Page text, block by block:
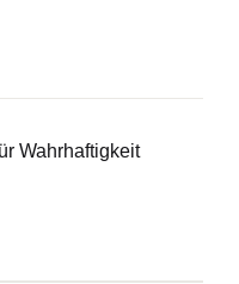
Wahrhaftigkeit